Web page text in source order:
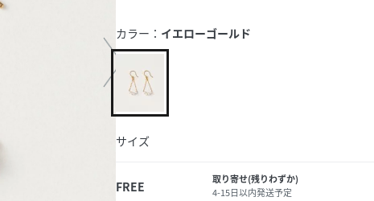
カラー： イエローゴールド
サイズ
FREE
取り寄せ(残りわずか)
4-15日以内発送予定